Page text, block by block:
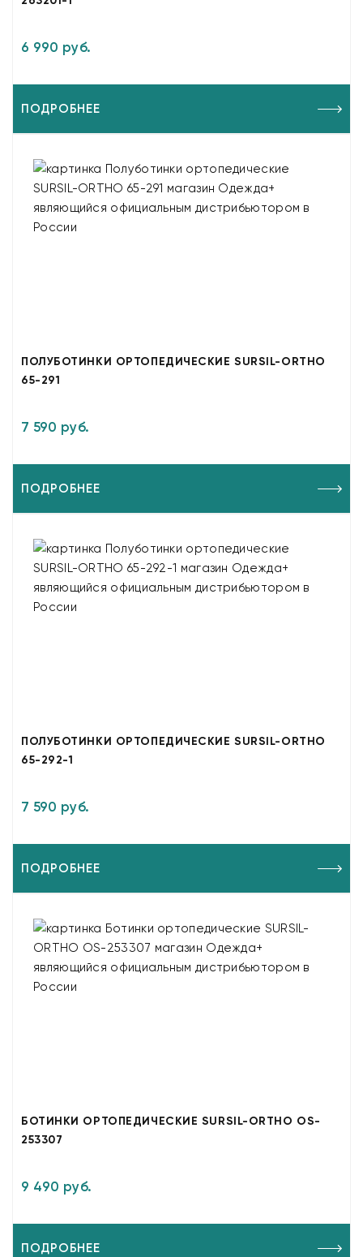
6 990 руб.
ПОДРОБНЕЕ
ПОЛУБОТИНКИ ОРТОПЕДИЧЕСКИЕ SURSIL-ORTHO
65-291
7 590 руб.
ПОДРОБНЕЕ
ПОЛУБОТИНКИ ОРТОПЕДИЧЕСКИЕ SURSIL-ORTHO
65-292-1
7 590 руб.
ПОДРОБНЕЕ
БОТИНКИ ОРТОПЕДИЧЕСКИЕ SURSIL-ORTHO OS-
253307
9 490 руб.
ПОДРОБНЕЕ